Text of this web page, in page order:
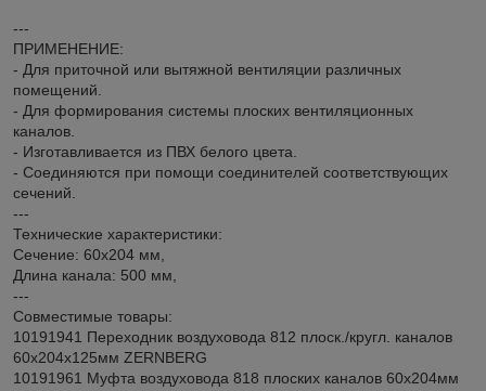
---
ПРИМЕНЕНИЕ:
- Для приточной или вытяжной вентиляции различных
помещений.
- Для формирования системы плоских вентиляционных
каналов.
- Изготавливается из ПВХ белого цвета.
- Соединяются при помощи соединителей соответствующих
сечений.
---
Технические характеристики:
Сечение: 60х204 мм,
Длина канала: 500 мм,
---
Совместимые товары:
10191941 Переходник воздуховода 812 плоск./кругл. каналов
60x204x125мм ZERNBERG
10191961 Муфта воздуховода 818 плоских каналов 60х204мм